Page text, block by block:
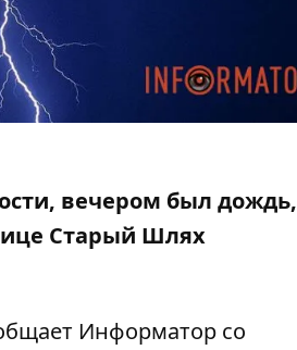
вечером был дождь,
Старый Шлях
Информатор со